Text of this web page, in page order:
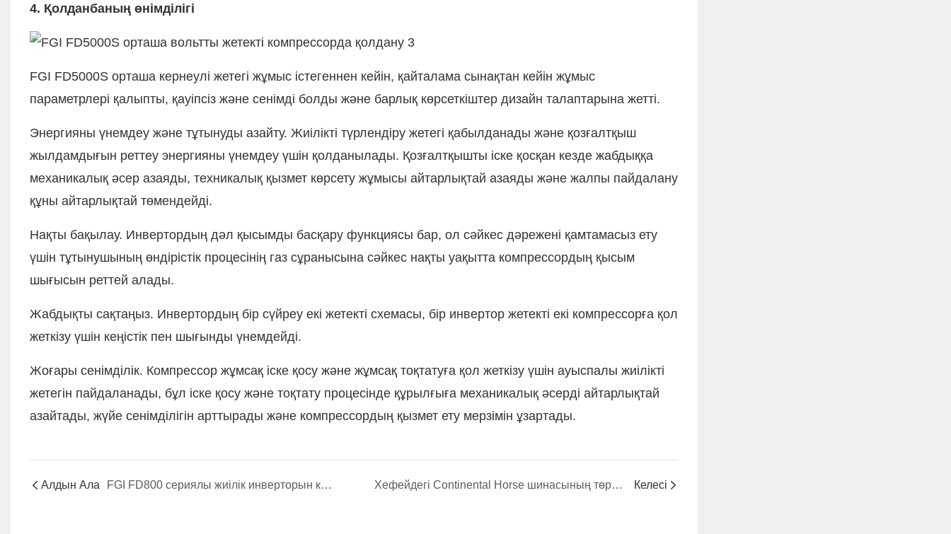
4. Қолданбаның өнімділігі
FGI FD5000S орташа кернеулі жетегі жұмыс істегеннен кейін, қайталама сынақтан кейін жұмыс
параметрлері қалыпты, қауіпсіз және сенімді болды және барлық көрсеткіштер дизайн талаптарына жетті.
Энергияны үнемдеу және тұтынуды азайту. Жиілікті түрлендіру жетегі қабылданады және қозғалтқыш
жылдамдығын реттеу энергияны үнемдеу үшін қолданылады. Қозғалтқышты іске қосқан кезде жабдыққа
механикалық әсер азаяды, техникалық қызмет көрсету жұмысы айтарлықтай азаяды және жалпы пайдалану
құны айтарлықтай төмендейді.
Нақты бақылау. Инвертордың дәл қысымды басқару функциясы бар, ол сәйкес дәрежені қамтамасыз ету
үшін тұтынушының өндірістік процесінің газ сұранысына сәйкес нақты уақытта компрессордың қысым
шығысын реттей алады.
Жабдықты сақтаңыз. Инвертордың бір сүйреу екі жетекті схемасы, бір инвертор жетекті екі компрессорға қол
жеткізу үшін кеңістік пен шығынды үнемдейді.
Жоғары сенімділік. Компрессор жұмсақ іске қосу және жұмсақ тоқтатуға қол жеткізу үшін ауыспалы жиілікті
жетегін пайдаланады, бұл іске қосу және тоқтату процесінде құрылғыға механикалық әсерді айтарлықтай
азайтады, жүйе сенімділігін арттырады және компрессордың қызмет ету мерзімін ұзартады.
Алдын Ала FGI FD800 сериялы жиілік инверторын кокстеу зауытының құбыр таспалы машинасында қолдану. Хефейдегі Continental Horse шинасының төртінші фазалық фотоэлектрлік жобасында FGI Static Var генераторын қолдану Келесі